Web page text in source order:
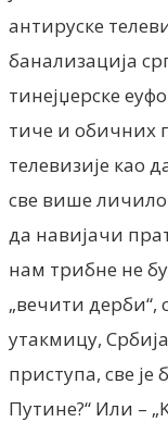
антируске
банализација
тинејџерске
тиче и обичних
телевизије као
све више
да навијачи
нам трибне не
„вечити дерби“,
утакмицу,
приступа, све је
Путине?“ Или –